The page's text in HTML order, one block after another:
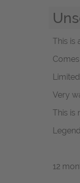
This is
Very
This is
12